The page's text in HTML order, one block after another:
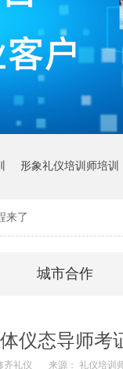
形象礼仪培训师培训
来了
城市合作
仪态导师考
齐礼仪 来源： 礼仪培训